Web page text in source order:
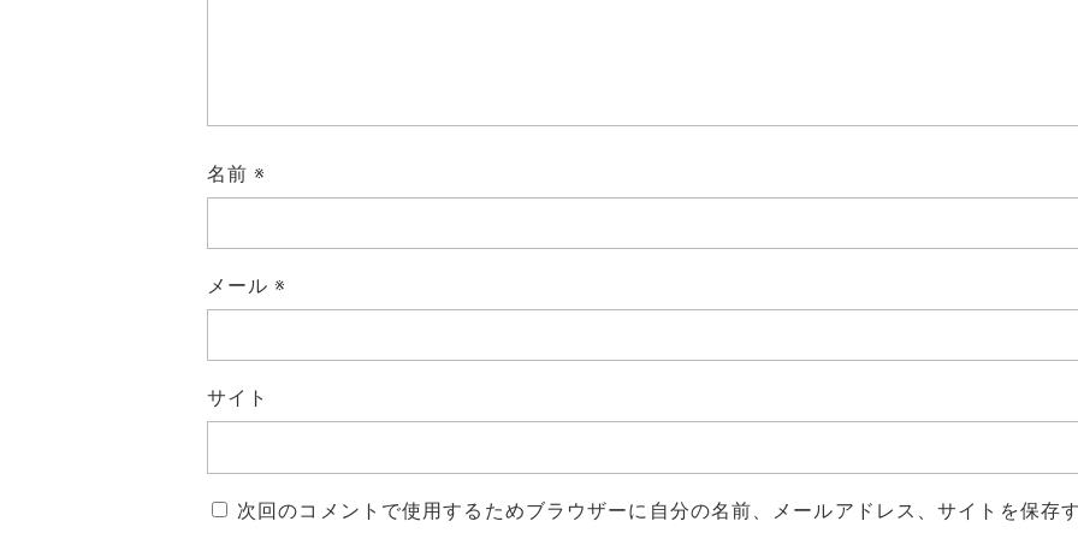
名前※
メール※
サイト
次回のコメントで使用するためブラウザーに自分の名前、メールアドレス、サイトを保存